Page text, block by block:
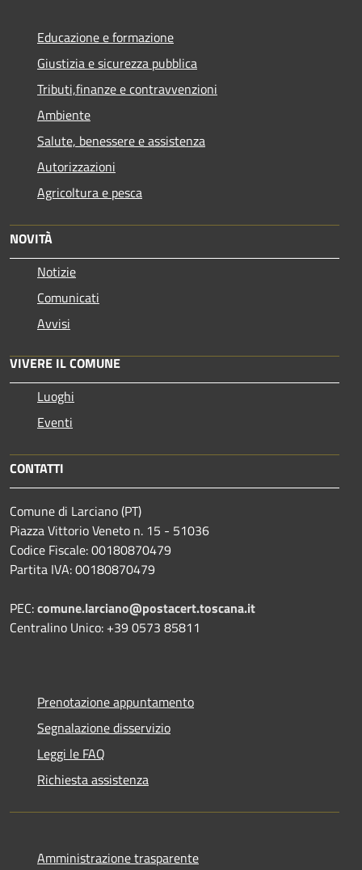
Educazione e formazione
Giustizia e sicurezza pubblica
Tributi,finanze e contravvenzioni
Ambiente
Salute, benessere e assistenza
Autorizzazioni
Agricoltura e pesca
NOVITÀ
Notizie
Comunicati
Avvisi
VIVERE IL COMUNE
Luoghi
Eventi
CONTATTI
Comune di Larciano (PT)
Piazza Vittorio Veneto n. 15 - 51036
Codice Fiscale: 00180870479
Partita IVA: 00180870479
PEC:comune.larciano@postacert.toscana.it
Centralino Unico: +39 0573 85811
Prenotazione appuntamento
Segnalazione disservizio
Leggi le FAQ
Richiesta assistenza
Amministrazione trasparente